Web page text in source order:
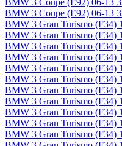
BMW 3 Coupe (E92) 06-13
BMW 3 Gran Turismo (F34)
BMW 3 Gran Turismo (F34)
BMW 3 Gran Turismo (F34)
BMW 3 Gran Turismo (F34)
BMW 3 Gran Turismo (F34)
BMW 3 Gran Turismo (F34)
BMW 3 Gran Turismo (F34)
BMW 3 Gran Turismo (F34)
BMW 3 Gran Turismo (F34)
BMW 3 Gran Turismo (F34)
BMW 3 Gran Turismo (F34)